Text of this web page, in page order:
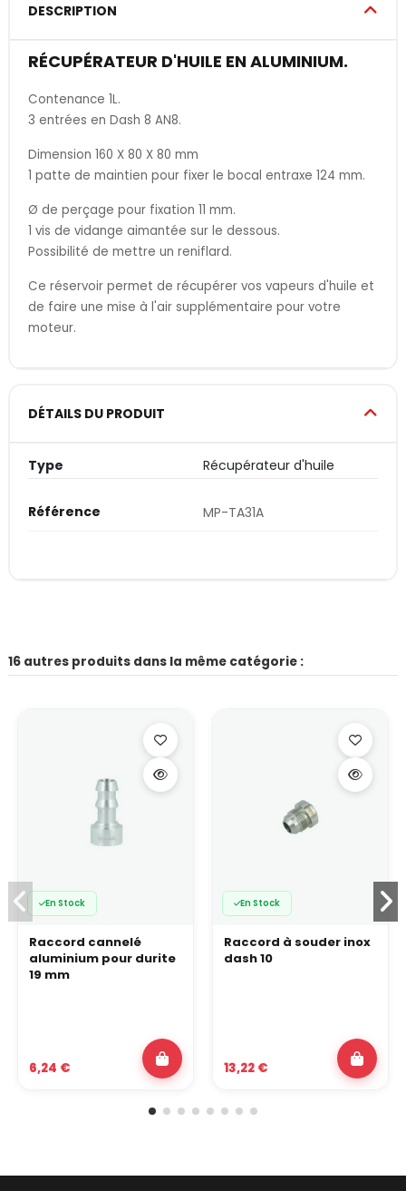
DESCRIPTION
RÉCUPÉRATEUR D'HUILE EN ALUMINIUM.
Contenance 1L.
3 entrées en Dash 8 AN8.
Dimension 160 X 80 X 80 mm
1 patte de maintien pour fixer le bocal entraxe 124 mm.
Ø de perçage pour fixation 11 mm.
1 vis de vidange aimantée sur le dessous.
Possibilité de mettre un reniflard.
Ce réservoir permet de récupérer vos vapeurs d'huile et
de faire une mise à l'air supplémentaire pour votre
moteur.
DÉTAILS DU PRODUIT
Type Récupérateur d'huile
Référence MP-TA31A
16 autres produits dans la même catégorie :
En Stock
Raccord cannelé
aluminium pour durite
19 mm
6,24 €
En Stock
Raccord à souder inox
dash 10
13,22 €